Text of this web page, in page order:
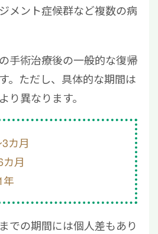
メント症候群など複数の病
手術治療後の一般的な復帰
。ただし、具体的な期間は
り異なります。
カ月
月
年
での期間には個人差もあり